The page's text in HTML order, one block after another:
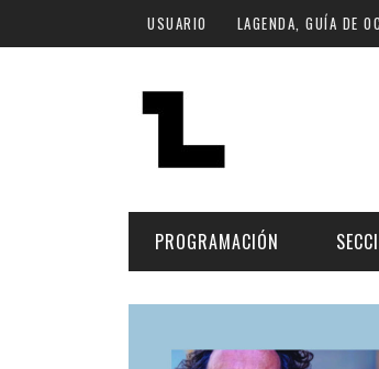
Pasar al contenido principal
USUARIO LAGENDA, GUÍA DE
PROGRAMACIÓN
FECHA